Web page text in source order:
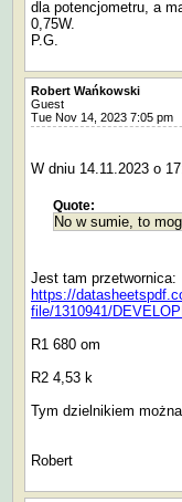
dla potencjometru, a
0,75W.
P.G.
Robert Wańkowski
Guest
Tue Nov 14, 2023 7:05 pm
W dniu 14.11.2023 o
Quote:
No w sumie, to
Jest tam przetwornica:
https://
file/1310941/
R1 680 om
R2 4,53 k
Tym dzielnikiem
Robert